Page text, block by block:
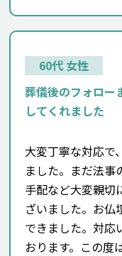
60代 女性
葬儀後のフォロー
してくれました
大変丁寧な対応で
ました。まだ法事
手配など大変親切
ざいました。お仏
できました。対応
おります。この度